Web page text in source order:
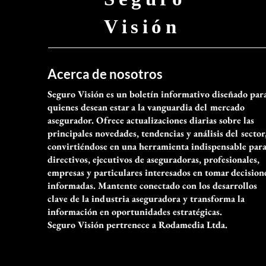
Visión
Acerca de nosotros
Seguro Visión es un boletín informativo diseñado
quienes desean estar a la vanguardia del mercado
asegurador. Ofrece actualizaciones diarias sobre las
principales novedades, tendencias y análisis del
convirtiéndose en una herramienta indispensable para
directivos, ejecutivos de aseguradoras, profesionales,
empresas y particulares interesados en tomar
informadas. Mantente conectado con los desarrollos
clave de la industria aseguradora y transforma la
información en oportunidades estratégicas.
Seguro Visión pertrenece a Rodamedia Ltda.